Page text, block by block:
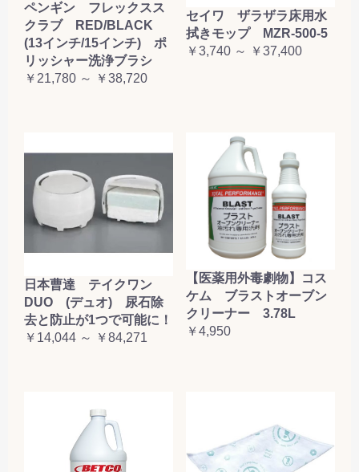
ペンギン フレックスス
クラブ RED/BLACK
(13インチ/15インチ) ポ
リッシャー洗浄ブラシ
￥21,780 ～ ￥38,720
セイワ ザラザラ床用水
拭きモップ MZR-500-5
￥3,740 ～ ￥37,400
日本曹達 テイクワン
DUO (デュオ) 尿石除
去と防止が1つで可能に！
￥14,044 ～ ￥84,271
【医薬用外毒劇物】コス
ケム ブラストオーブン
クリーナー 3.78L
￥4,950